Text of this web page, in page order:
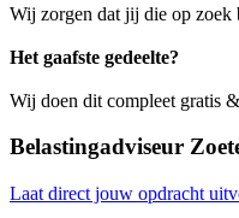
Wij zorgen dat jij die op zoek
Het gaafste gedeelte?
Wij doen dit compleet gratis
Belastingadviseur
Laat direct jouw opdracht